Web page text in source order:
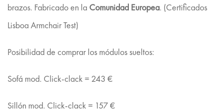
brazos. Fabricado en la Comunidad Europea. (Certificados
Lisboa Armchair Test)
Posibilidad de comprar los módulos sueltos:
Sofá mod. Click-clack = 243 €
Sillón mod. Click-clack = 157 €